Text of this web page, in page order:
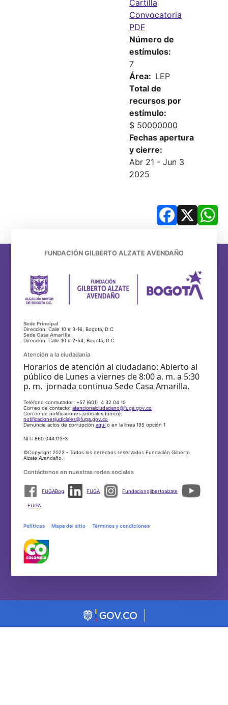
Cartilla
Convocatoria
PDF
Número de
estímulos
7
Área
LEP
Total de
recursos por
estímulo
$ 50000000
Fechas apertura
y cierre
Abr 21 - Jun 3
2025
Facebook
X
FUNDACIÓN GILBERTO ALZATE AVENDAÑO
Sede Principal
Dirección: Calle 10 # 3-16, Bogotá, D.C
Sede Casa Amarilla
Dirección: Calle 10 # 2-54, Bogotá, D.C
Atención a la ciudadanía
Horarios de atención al ciudadano: Abierto al
público de Lunes a viernes de 8:00 a. m. a 5:30
p. m. jornada continua Sede Casa Amarilla.
Teléfono conmutador: +57 (601) 4 32 04 10
Correo de contacto:atencionalciudadano@fuga.gov.co
Correo de notificaciones judiciales (único):
notificacionesjudiciales@fuga.gov.co
Denuncie actos de corrupciónaquío en la línea 195 opción 1
NIT: 860.044.113-3
©Copyright 2022 - Todos los derechos reservados Fundación Gilberto
Alzate Avendaño.
Contáctenos en nuestras redes sociales
FUGABog FUGA Fundaciongilbertoalzate
FUGA
Políticas Mapa del sitio Términos y condiciones